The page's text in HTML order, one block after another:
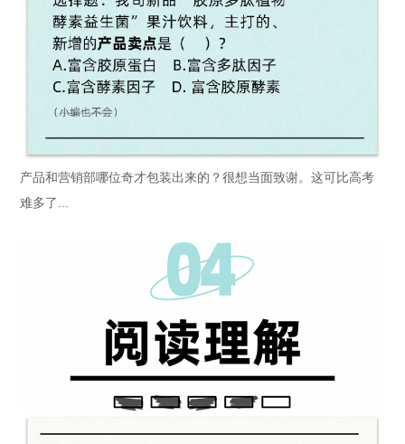
产品和营销部哪位奇才包装出来的？很想当面致谢。这可比高考
难多了...